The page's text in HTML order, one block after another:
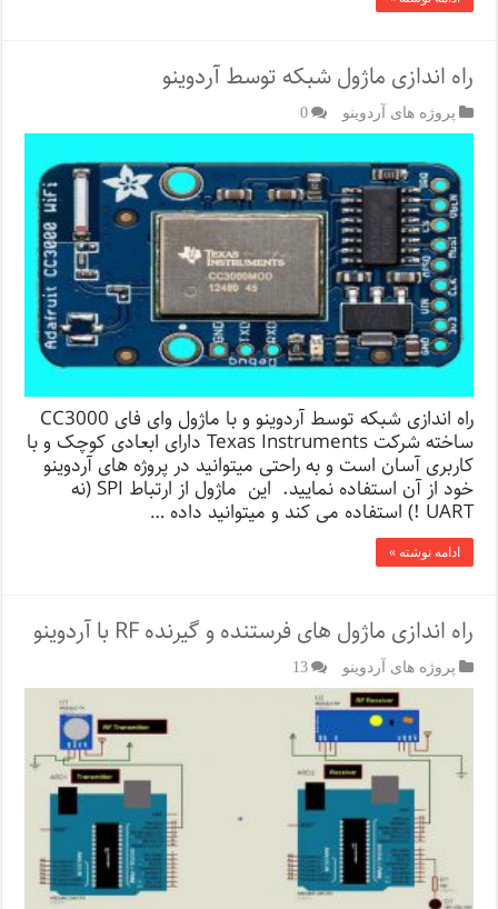
راه اندازی ماژول شبکه توسط آردوینو
پروژه های آردوینو 0
راه اندازی شبکه توسط آردوینو و با ماژول وای فای CC3000
ساخته شرکت Texas Instruments دارای ابعادی کوچک و با
کاربری آسان است و به راحتی میتوانید در پروژه های آردوینو
خود از آن استفاده نمایید. این ماژول از ارتباط SPI (نه
UART !) استفاده می کند و میتوانید داده …
ادامه نوشته »
راه اندازی ماژول های فرستنده و گیرنده RF با آردوینو
پروژه های آردوینو 13